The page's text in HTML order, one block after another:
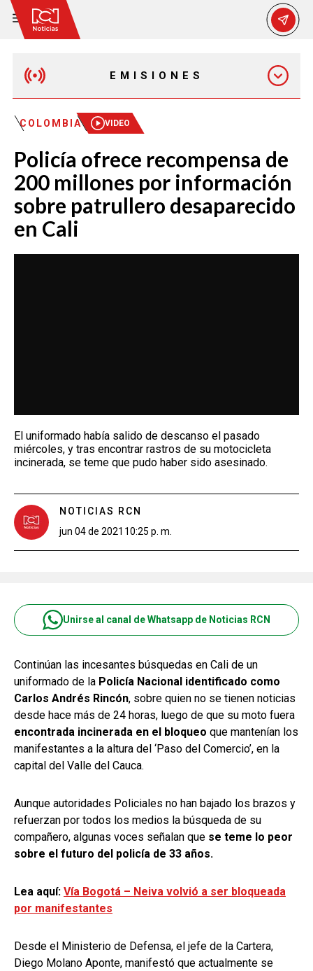
EMISIONES
MAÑANA EXPRESS
EMISIÓN 12:30 PM
EMISIÓN 7:00 PM
EMISIÓN 11:30 PM
COLOMBIA VIDEO
Policía ofrece recompensa de
200 millones por información
sobre patrullero desaparecido
en Cali
El uniformado había salido de descanso el pasado
miércoles, y tras encontrar rastros de su motocicleta
incinerada, se teme que pudo haber sido asesinado.
NOTICIAS RCN
jun 04 de 2021 10:25 p. m.
Unirse al canal de Whatsapp de Noticias RCN
Continúan las incesantes búsquedas en Cali de un
uniformado de la Policía Nacional identificado como
Carlos Andrés Rincón, sobre quien no se tienen noticias
desde hace más de 24 horas, luego de que su moto fuera
encontrada incinerada en el bloqueo que mantenían los
manifestantes a la altura del ‘Paso del Comercio’, en la
capital del Valle del Cauca.
Aunque autoridades Policiales no han bajado los brazos y
refuerzan por todos los medios la búsqueda de su
compañero, algunas voces señalan que se teme lo peor
sobre el futuro del policía de 33 años.
Lea aquí: Vía Bogotá – Neiva volvió a ser bloqueada
por manifestantes
Desde el Ministerio de Defensa, el jefe de la Cartera,
Diego Molano Aponte, manifestó que actualmente se